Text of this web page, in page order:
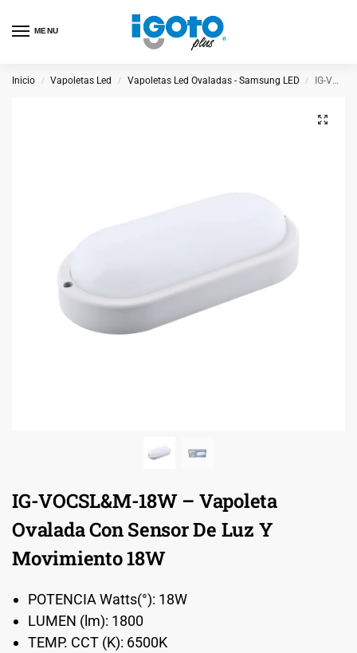
MENU
Inicio / Vapoletas Led / Vapoletas Led Ovaladas - Samsung LED / IG-VOCSL&M-18W – Vapoleta Ovalada Con Sensor De Luz Y Movimiento 18W
IG-VOCSL&M-18W – Vapoleta
Ovalada Con Sensor De Luz Y
Movimiento 18W
POTENCIA Watts(°): 18W
LUMEN (lm): 1800
TEMP. CCT (K): 6500K